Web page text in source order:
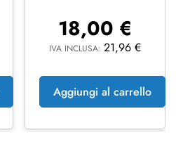
18,00 €
IVA INCLUSA: 21,96 €
Aggiungi al carrello